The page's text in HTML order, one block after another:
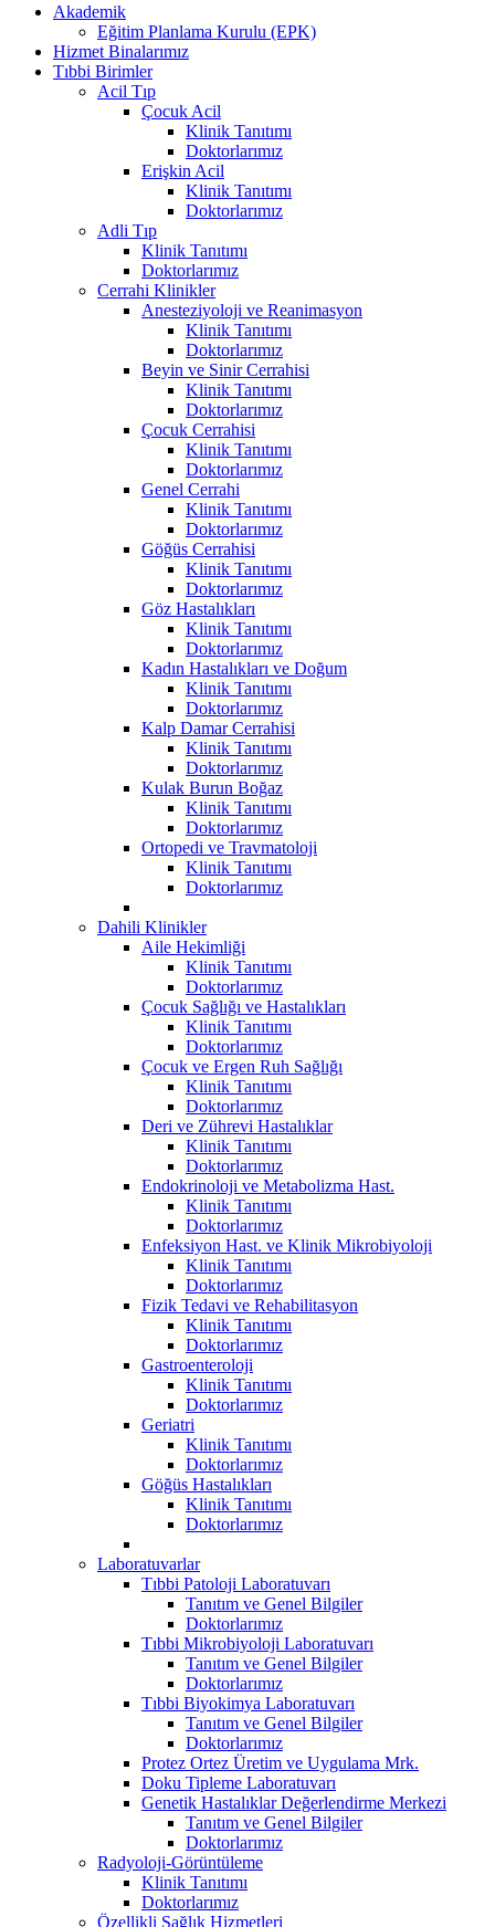
Akademik
Eğitim Planlama Kurulu (EPK)
Hizmet Binalarımız
Tıbbi Birimler
Acil Tıp
Çocuk Acil
Klinik Tanıtımı
Doktorlarımız
Erişkin Acil
Klinik Tanıtımı
Doktorlarımız
Adli Tıp
Klinik Tanıtımı
Doktorlarımız
Cerrahi Klinikler
Anesteziyoloji ve Reanimasyon
Klinik Tanıtımı
Doktorlarımız
Beyin ve Sinir Cerrahisi
Klinik Tanıtımı
Doktorlarımız
Çocuk Cerrahisi
Klinik Tanıtımı
Doktorlarımız
Genel Cerrahi
Klinik Tanıtımı
Doktorlarımız
Göğüs Cerrahisi
Klinik Tanıtımı
Doktorlarımız
Göz Hastalıkları
Klinik Tanıtımı
Doktorlarımız
Kadın Hastalıkları ve Doğum
Klinik Tanıtımı
Doktorlarımız
Kalp Damar Cerrahisi
Klinik Tanıtımı
Doktorlarımız
Kulak Burun Boğaz
Klinik Tanıtımı
Doktorlarımız
Ortopedi ve Travmatoloji
Klinik Tanıtımı
Doktorlarımız
Dahili Klinikler
Aile Hekimliği
Klinik Tanıtımı
Doktorlarımız
Çocuk Sağlığı ve Hastalıkları
Klinik Tanıtımı
Doktorlarımız
Çocuk ve Ergen Ruh Sağlığı
Klinik Tanıtımı
Doktorlarımız
Deri ve Zührevi Hastalıklar
Klinik Tanıtımı
Doktorlarımız
Endokrinoloji ve Metabolizma Hast.
Klinik Tanıtımı
Doktorlarımız
Enfeksiyon Hast. ve Klinik Mikrobiyoloji
Klinik Tanıtımı
Doktorlarımız
Fizik Tedavi ve Rehabilitasyon
Klinik Tanıtımı
Doktorlarımız
Gastroenteroloji
Klinik Tanıtımı
Doktorlarımız
Geriatri
Klinik Tanıtımı
Doktorlarımız
Göğüs Hastalıkları
Klinik Tanıtımı
Doktorlarımız
Laboratuvarlar
Tıbbi Patoloji Laboratuvarı
Tanıtım ve Genel Bilgiler
Doktorlarımız
Tıbbi Mikrobiyoloji Laboratuvarı
Tanıtım ve Genel Bilgiler
Doktorlarımız
Tıbbi Biyokimya Laboratuvarı
Tanıtım ve Genel Bilgiler
Doktorlarımız
Protez Ortez Üretim ve Uygulama Mrk.
Doku Tipleme Laboratuvarı
Genetik Hastalıklar Değerlendirme Merkezi
Tanıtım ve Genel Bilgiler
Doktorlarımız
Radyoloji-Görüntüleme
Klinik Tanıtımı
Doktorlarımız
Özellikli Sağlık Hizmetleri